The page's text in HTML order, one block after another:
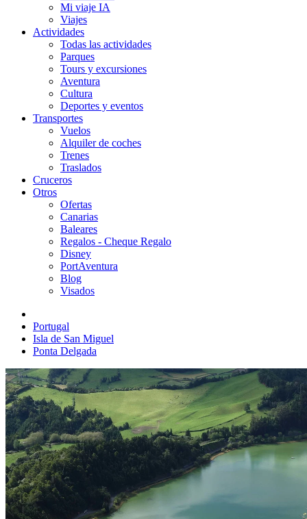
Mi viaje IA
Viajes
Actividades
Todas las actividades
Parques
Tours y excursiones
Aventura
Cultura
Deportes y eventos
Transportes
Vuelos
Alquiler de coches
Trenes
Traslados
Cruceros
Otros
Ofertas
Canarias
Baleares
Regalos - Cheque Regalo
Disney
PortAventura
Blog
Visados
Portugal
Isla de San Miguel
Ponta Delgada